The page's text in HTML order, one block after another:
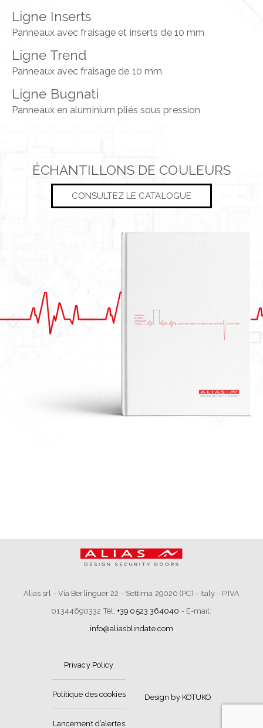
Ligne Inserts
Panneaux avec fraisage et inserts de 10 mm
Ligne Trend
Panneaux avec fraisage de 10 mm
Ligne Bugnati
Panneaux en aluminium pliés sous pression
ÉCHANTILLONS DE COULEURS
CONSULTEZ LE CATALOGUE
Alias srl - Via Berlinguer 22 - Settima 29020 (PC) - Italy - P.IVA
01344690332 Tél:+39 0523 364040 - E-mail:
info@aliasblindate.com
Privacy Policy
Politique des cookies
Lancement d’alertes
Design by KOTUKO